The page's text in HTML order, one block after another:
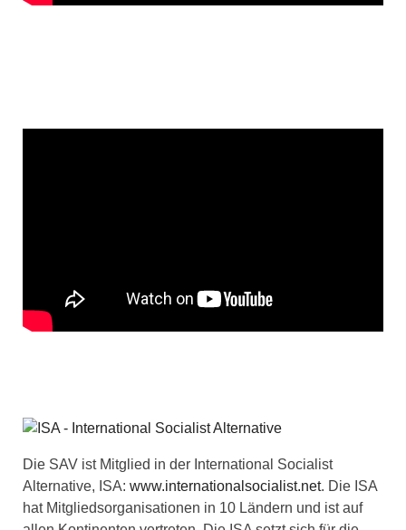
Die SAV ist Mitglied in der International Socialist
Alternative, ISA: www.internationalsocialist.net. Die ISA
hat Mitgliedsorganisationen in 10 Ländern und ist auf